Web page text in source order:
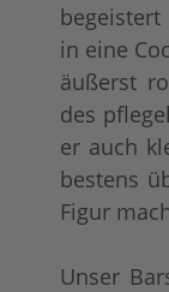
in eine
äußerst
des
er auch
bestens
Figur
Unser